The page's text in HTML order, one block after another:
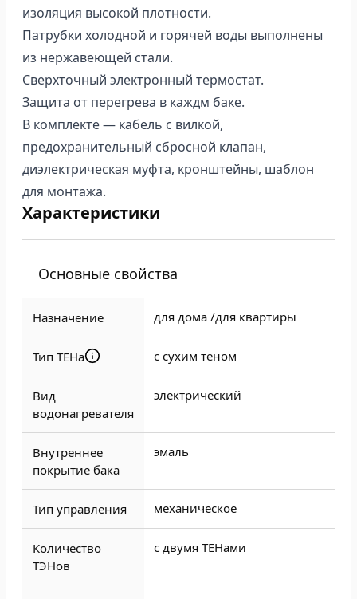
изоляция высокой плотности.
Патрубки холодной и горячей воды выполнены
из нержавеющей стали.
Сверхточный электронный термостат.
Защита от перегрева в каждм баке.
В комплекте — кабель с вилкой,
предохранительный сбросной клапан,
диэлектрическая муфта, кронштейны, шаблон
для монтажа.
Характеристики
Основные свойства
Назначение для дома /для квартиры
Тип ТЕНа с сухим теном
Вид
водонагревателя
электрический
Внутреннее
покрытие бака
эмаль
Тип управления механическое
Количество
ТЭНов
с двумя ТЕНами